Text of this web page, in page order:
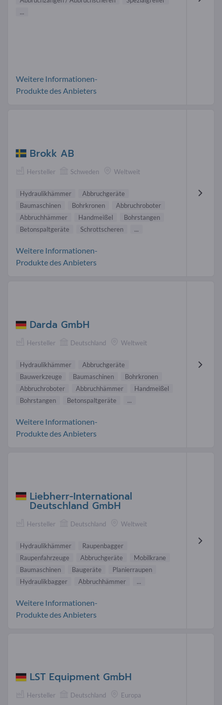
...
Weitere Informationen-
Produkte des Anbieters
Brokk AB
Hersteller Schweden Weltweit
Hydraulikhämmer
Abbruchgeräte
Baumaschinen
Bohrkronen
Abbruchroboter
Abbruchhämmer
Handmeißel
Bohrstangen
Betonspaltgeräte
Schrottscheren ...
Weitere Informationen-
Produkte des Anbieters
Darda GmbH
Hersteller Deutschland Weltweit
Hydraulikhämmer
Abbruchgeräte
Bauwerkzeuge
Baumaschinen
Bohrkronen
Abbruchroboter
Abbruchhämmer
Handmeißel
Bohrstangen
Betonspaltgeräte ...
Weitere Informationen-
Produkte des Anbieters
Liebherr-International
Deutschland GmbH
Hersteller Deutschland Weltweit
Hydraulikhämmer
Raupenbagger
Raupenfahrzeuge
Abbruchgeräte
Mobilkrane
Baumaschinen
Baugeräte
Planierraupen
Hydraulikbagger
Abbruchhämmer ...
Weitere Informationen-
Produkte des Anbieters
LST Equipment GmbH
Hersteller Deutschland Europa